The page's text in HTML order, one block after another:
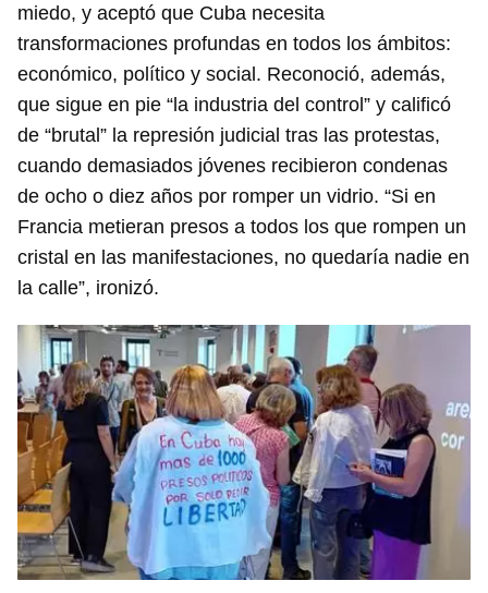
miedo, y aceptó que Cuba necesita
transformaciones profundas en todos los ámbitos:
económico, político y social. Reconoció, además,
que sigue en pie “la industria del control” y calificó
de “brutal” la represión judicial tras las protestas,
cuando demasiados jóvenes recibieron condenas
de ocho o diez años por romper un vidrio. “Si en
Francia metieran presos a todos los que rompen un
cristal en las manifestaciones, no quedaría nadie en
la calle”, ironizó.